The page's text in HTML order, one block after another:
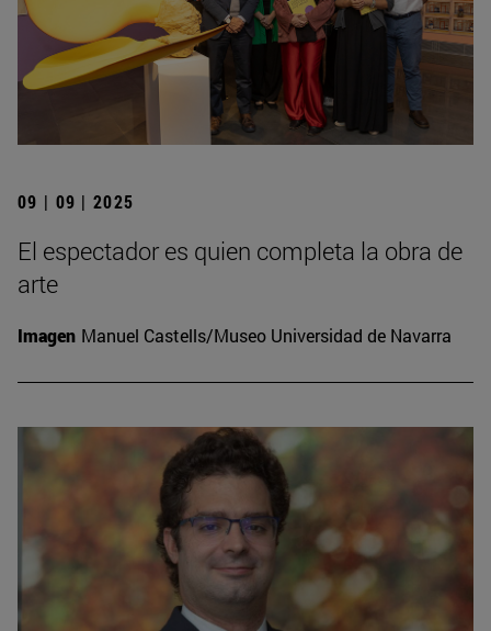
09 | 09 | 2025
El espectador es quien completa la obra de
arte
Imagen Manuel Castells/Museo Universidad de Navarra